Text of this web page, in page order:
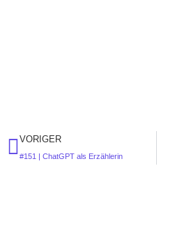
VORIGER
#151 | ChatGPT als Erzählerin